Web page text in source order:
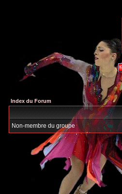
Index du Forum
Non-membre du groupe